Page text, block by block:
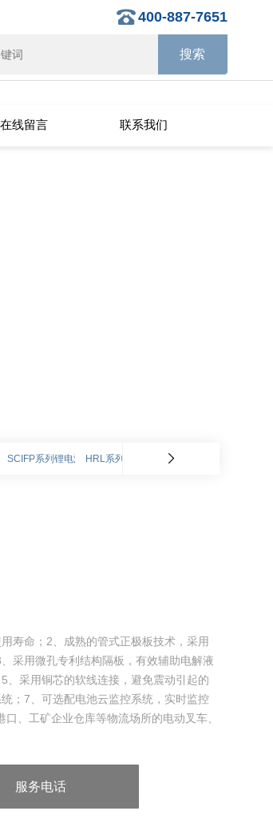
400-887-7651
在线留言 联系我们
SCIFP系列锂电池 HRL系列电池 GFM-HTE系列电池
寿命；2、成熟的管式正极板技术，采用
采用微孔专利结构隔板，有效辅助电解液
、采用铜芯的软线连接，避免震动引起的
；7、可选配电池云监控系统，实时监控
、工矿企业仓库等物流场所的电动叉车、
服务电话